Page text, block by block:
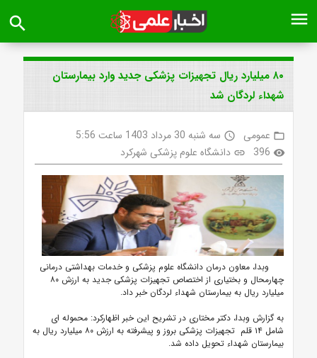
menu
search
۸۰ میلیارد ریال تجهیزات پزشکی جدید وارد بیمارستان
شهداء لردگان شد
folder_open عمومی access_time سه شنبه 30 مرداد 1403 ساعت 5:56
visibility
396
link دانشگاه علوم پزشکی شهرکرد
وبدا، معاون درمان دانشگاه علوم پزشکی و خدمات بهداشتی درمانی
چهارمحال و بختیاری از اختصاص تجهیزات پزشکی جدید به ارزش ۸۰
میلیارد ریال به بیمارستان شهداء لردگان خبر داد.
به گزارش وبدا، دکتر مختاری در تشریح این خبر اظهارکرد: محموله ای
شامل ۱۴ قلم تجهیزات پزشکی بروز و پیشرفته به ارزش ۸۰ میلیارد ریال به
بیمارستان شهداء تحویل داده شد.